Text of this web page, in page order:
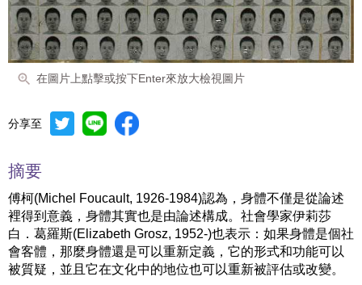
在圖片上點擊或按下Enter來放大檢視圖片
分享至
摘要
傅柯(Michel Foucault, 1926-1984)認為，身體不僅是從論述
裡得到意義，身體其實也是由論述構成。社會學家伊莉莎
白．葛羅斯(Elizabeth Grosz, 1952-)也表示：如果身體是個社
會客體，那麼身體還是可以重新定義，它的形式和功能可以
被質疑，並且它在文化中的地位也可以重新被評估或改變。